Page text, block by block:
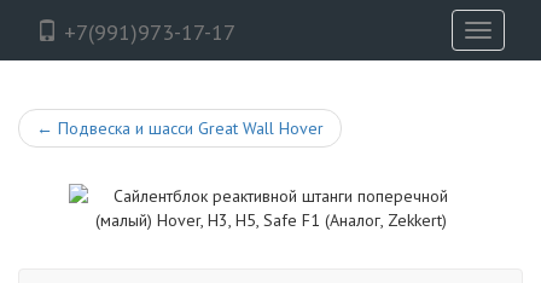
+7(991)973-17-17
Toggle
← Подвеска и шасси Great Wall Hover